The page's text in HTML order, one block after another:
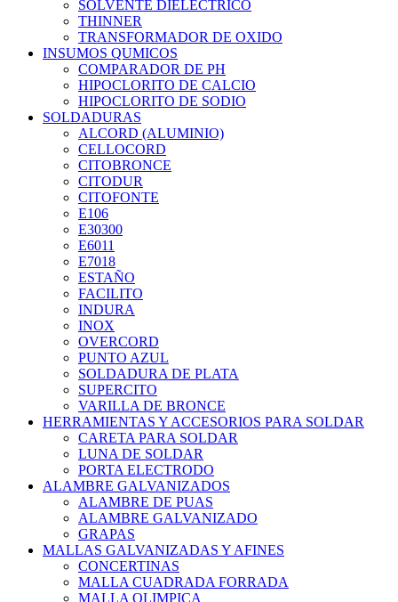
SOLVENTE DIELECTRICO
THINNER
TRANSFORMADOR DE OXIDO
INSUMOS QUMICOS
COMPARADOR DE PH
HIPOCLORITO DE CALCIO
HIPOCLORITO DE SODIO
SOLDADURAS
ALCORD (ALUMINIO)
CELLOCORD
CITOBRONCE
CITODUR
CITOFONTE
E106
E30300
E6011
E7018
ESTAÑO
FACILITO
INDURA
INOX
OVERCORD
PUNTO AZUL
SOLDADURA DE PLATA
SUPERCITO
VARILLA DE BRONCE
HERRAMIENTAS Y ACCESORIOS PARA SOLDAR
CARETA PARA SOLDAR
LUNA DE SOLDAR
PORTA ELECTRODO
ALAMBRE GALVANIZADOS
ALAMBRE DE PUAS
ALAMBRE GALVANIZADO
GRAPAS
MALLAS GALVANIZADAS Y AFINES
CONCERTINAS
MALLA CUADRADA FORRADA
MALLA OLIMPICA